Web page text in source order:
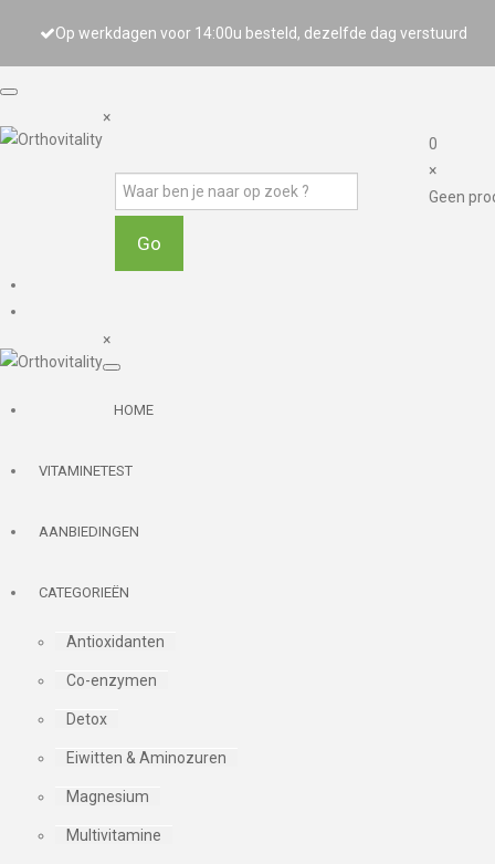
Op werkdagen voor 14:00u besteld, dezelfde dag verstuurd
×
0
×
Geen
×
HOME
VITAMINETEST
AANBIEDINGEN
CATEGORIEËN
Antioxidanten
Co-enzymen
Detox
Eiwitten & Aminozuren
Magnesium
Multivitamine